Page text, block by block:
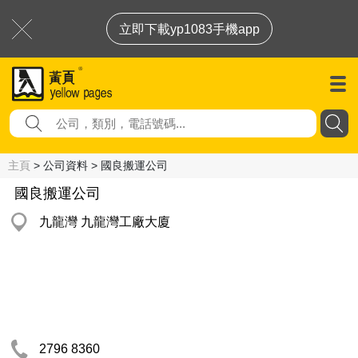
立即下載yp1083手機app
主頁 > 公司資料 > 國良搬運公司
國良搬運公司
九龍灣 九龍灣工廠大廈
2796 8360